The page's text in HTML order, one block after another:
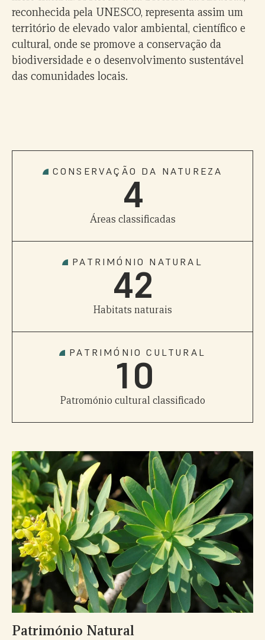
reconhecida pela UNESCO, representa assim um
território de elevado valor ambiental, científico e
cultural, onde se promove a conservação da
biodiversidade e o desenvolvimento sustentável
das comunidades locais.
CONSERVAÇÃO DA NATUREZA
0
1
3
4
Áreas classificadas
PATRIMÓNIO NATURAL
0
1
2
3
4
0
1
2
Habitats naturais
PATRIMÓNIO CULTURAL
0
10
Patromónio cultural classificado
Património Natural